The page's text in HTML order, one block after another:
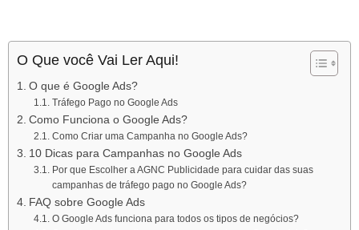
O Que você Vai Ler Aqui!
O que é Google Ads?
Tráfego Pago no Google Ads
Como Funciona o Google Ads?
Como Criar uma Campanha no Google Ads?
10 Dicas para Campanhas no Google Ads
Por que Escolher a AGNC Publicidade para cuidar das suas
campanhas de tráfego pago no Google Ads?
FAQ sobre Google Ads
O Google Ads funciona para todos os tipos de negócios?